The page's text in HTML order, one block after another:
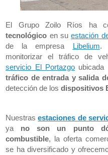
El Grupo Zoilo Ríos ha
tecnológico en suestación
de la empresa Libelium.
monitorizar el tráfico de
servicio El Portazgo ubicada
tráfico de entrada y salida
detección de losdispositivos
Nuestrasestaciones de
ya no son un punto
combustible, la oferta
se ha diversificado y